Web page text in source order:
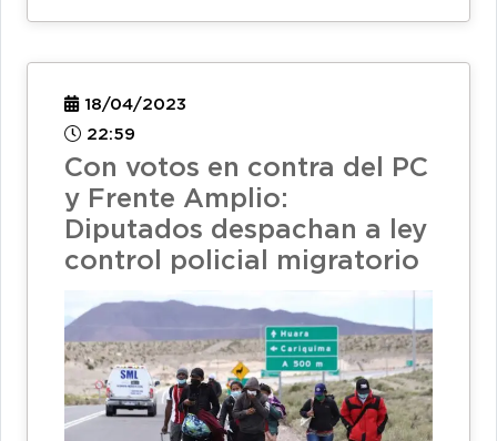
18/04/2023
22:59
Con votos en contra del PC
y Frente Amplio:
Diputados despachan a ley
control policial migratorio